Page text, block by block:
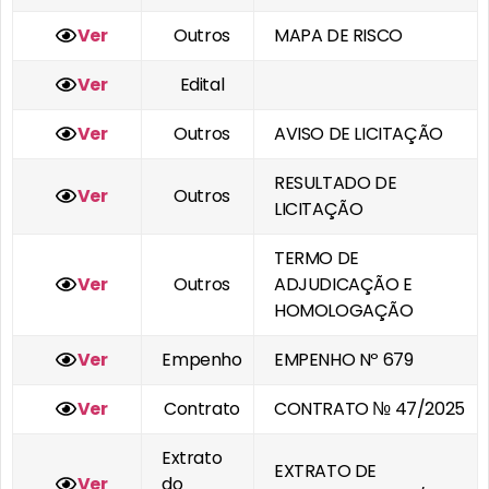
Ver
Outros
MAPA DE RISCO
Ver
Edital
Ver
Outros AVISO DE LICITAÇÃO
Ver Outros
RESULTADO DE
LICITAÇÃO
Ver Outros
TERMO DE
ADJUDICAÇÃO E
HOMOLOGAÇÃO
Ver
Empenho
EMPENHO Nº 679
Ver
Contrato CONTRATO № 47/2025
Ver
Extrato
do
EXTRATO DE